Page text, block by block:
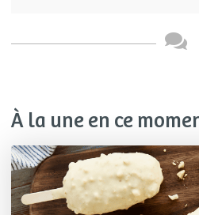
À la une en ce